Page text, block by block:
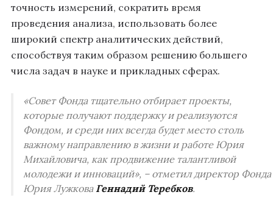
точность измерений, сократить время
проведения анализа, использовать более
широкий спектр аналитических действий,
способствуя таким образом решению большего
числа задач в науке и прикладных сферах.
«Совет Фонда тщательно отбирает проекты,
которые получают поддержку и реализуются
Фондом, и среди них всегда будет место столь
важному направлению в жизни и работе Юрия
Михайловича, как продвижение талантливой
молодежи и инноваций», – отметил директор Фонда
Юрия Лужкова Геннадий Теребков.